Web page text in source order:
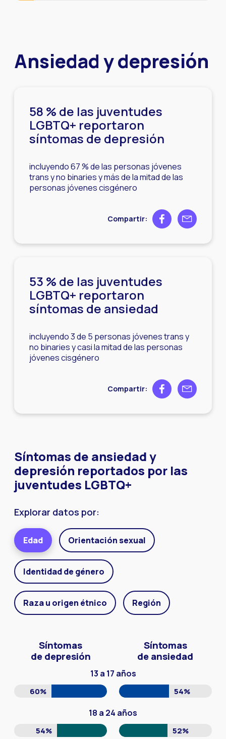
Ansiedad y depresión
58 % de las juventudes
LGBTQ+ reportaron
síntomas de depresión
incluyendo 67 % de las personas jóvenes
trans y no binaries y más de la mitad de las
personas jóvenes cisgénero
Compartir: Share on Facebook
Share by
53 % de las juventudes
LGBTQ+ reportaron
síntomas de ansiedad
incluyendo 3 de 5 personas jóvenes trans y
no binaries y casi la mitad de las personas
jóvenes cisgénero
Compartir: Share on Facebook
Share by
Síntomas de ansiedad y
depresión reportados por las
juventudes LGBTQ+
Explorar datos por:
Edad Orientación sexual
Identidad de género
Raza u origen étnico Región
Síntomas
de depresión
Síntomas
de ansiedad
13 a 17 años
60% 54%
18 a 24 años
54% 52%